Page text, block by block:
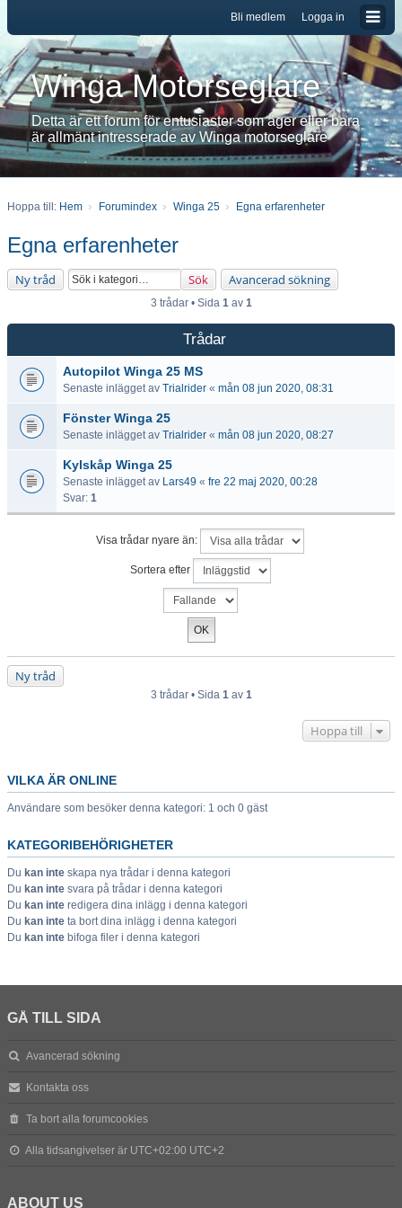
Logga in
Bli medlem
Winga Motorseglare
Detta är ett forum för entusiaster som äger eller bara
är allmänt intresserade av Winga motorseglare
Hoppa till: Hem Forumindex Winga 25 Egna erfarenheter
Egna erfarenheter
Ny tråd Sök Avancerad sökning
3 trådar • Sida 1av 1
Trådar
Autopilot Winga 25 MS
Senaste inlägget av Trialrider « mån 08 jun 2020, 08:31
Fönster Winga 25
Senaste inlägget av Trialrider « mån 08 jun 2020, 08:27
Kylskåp Winga 25
Senaste inlägget av Lars49 « fre 22 maj 2020, 00:28
Svar: 1
Visa trådar nyare än:
Sortera efter
Ny tråd
3 trådar • Sida 1av 1
Hoppa till
VILKA ÄR ONLINE
Användare som besöker denna kategori: 1 och 0 gäst
KATEGORIBEHÖRIGHETER
Du kan inte skapa nya trådar i denna kategori
Du kan inte svara på trådar i denna kategori
Du kan inte redigera dina inlägg i denna kategori
Du kan inte ta bort dina inlägg i denna kategori
Du kan inte bifoga filer i denna kategori
GÅ TILL SIDA
Avancerad sökning
Kontakta oss
Ta bort alla forumcookies
Alla tidsangivelser är UTC+02:00 UTC+2
ABOUT US